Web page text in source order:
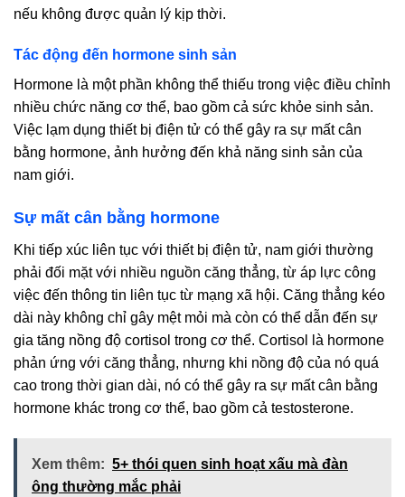
nếu không được quản lý kịp thời.
Tác động đến hormone sinh sản
Hormone là một phần không thể thiếu trong việc điều chỉnh
nhiều chức năng cơ thể, bao gồm cả sức khỏe sinh sản.
Việc lạm dụng thiết bị điện tử có thể gây ra sự mất cân
bằng hormone, ảnh hưởng đến khả năng sinh sản của
nam giới.
Sự mất cân bằng hormone
Khi tiếp xúc liên tục với thiết bị điện tử, nam giới thường
phải đối mặt với nhiều nguồn căng thẳng, từ áp lực công
việc đến thông tin liên tục từ mạng xã hội. Căng thẳng kéo
dài này không chỉ gây mệt mỏi mà còn có thể dẫn đến sự
gia tăng nồng độ cortisol trong cơ thể. Cortisol là hormone
phản ứng với căng thẳng, nhưng khi nồng độ của nó quá
cao trong thời gian dài, nó có thể gây ra sự mất cân bằng
hormone khác trong cơ thể, bao gồm cả testosterone.
Xem thêm: 5+ thói quen sinh hoạt xấu mà đàn
ông thường mắc phải